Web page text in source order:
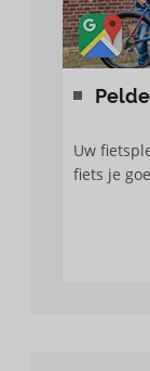
Uw
fiets je